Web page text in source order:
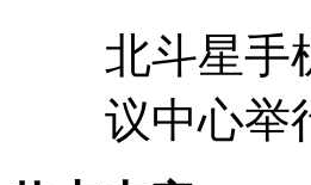
北斗星手
议中心举